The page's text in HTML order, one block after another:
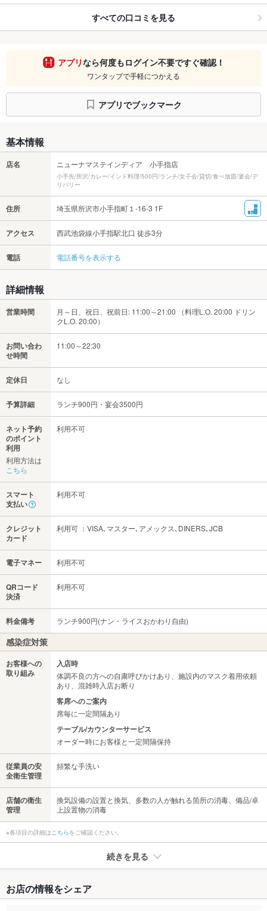
すべての口コミを見る
アプリなら何度もログイン不要ですぐ確認！
ワンタップで手軽につかえる
アプリでブックマーク
基本情報
店名 ニューナマステインディア 小手指店
小手先/所沢/カレー/インド料理/500円/ランチ/女子会/貸切/食べ放題/宴会/デ
リバリー
住所 埼玉県所沢市小手指町１-16-3 1F
アクセス 西武池袋線小手指駅北口 徒歩3分
電話 電話番号を表示する
詳細情報
営業時間
月～日、祝日、祝前日: 11:00～21:00 （料理L.O. 20:00 ドリン
クL.O. 20:00）
お問い合わ
せ時間
11:00～22:30
定休日 なし
予算詳細 ランチ900円・宴会3500円
ネット予約
のポイント
利用
利用方法は
こちら
利用不可
スマート
支払い
利用不可
クレジット
カード
利用可 ：VISA､マスター､アメックス､DINERS､JCB
電子マネー 利用不可
QRコード
決済
利用不可
料金備考 ランチ900円(ナン・ライスおかわり自由)
感染症対策
お客様への
取り組み
入店時
体調不良の方への自粛呼びかけあり、施設内のマスク着用依頼
あり、混雑時入店お断り
客席へのご案内
席毎に一定間隔あり
テーブル/カウンターサービス
オーダー時にお客様と一定間隔保持
従業員の安
全衛生管理
頻繁な手洗い
店舗の衛生
管理
換気設備の設置と換気、多数の人が触れる箇所の消毒、備品/卓
上設置物の消毒
※各項目の詳細はこちらをご確認ください。
続きを見る
禁煙・喫煙
全席禁煙
お店の情報をシェア